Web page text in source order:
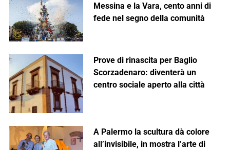
Messina e la Vara, cento anni di
fede nel segno della comunità
Prove di rinascita per Baglio
Scorzadenaro: diventerà un
centro sociale aperto alla città
A Palermo la scultura dà colore
all’invisibile, in mostra l’arte di